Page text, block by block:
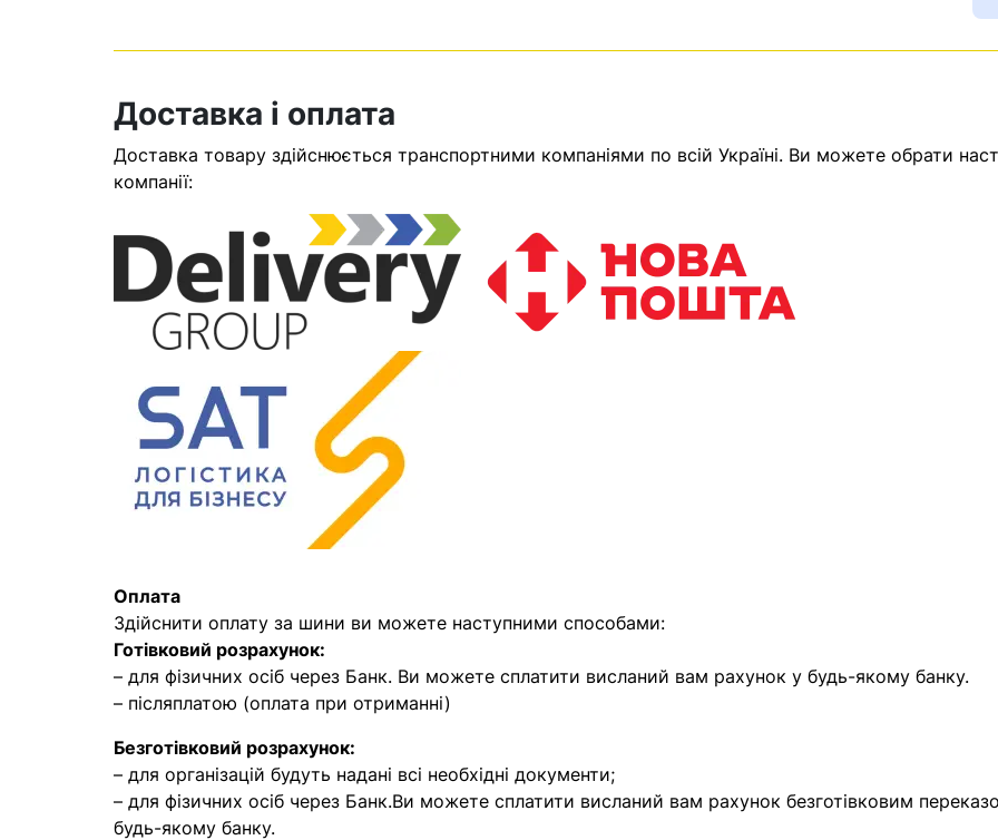
У кошику немає товарів.
Оператор зв’яжеться з
найближчим часом
Доставка і оплата
Доставка товару здійснюється транспортними компаніями по всій Україні. Ви можете обрати
компанії:
Оплата
Здійснити оплату за шини ви можете наступними способами:
Готівковий розрахунок:
– для фізичних осіб через Банк. Ви можете сплатити висланий вам рахунок у будь-якому банку.
– післяплатою (оплата при отриманні)
Безготівковий розрахунок:
– для організацій будуть надані всі необхідні документи;
– для фізичних осіб через Банк.Ви можете сплатити висланий вам рахунок безготівковим
будь-якому банку.